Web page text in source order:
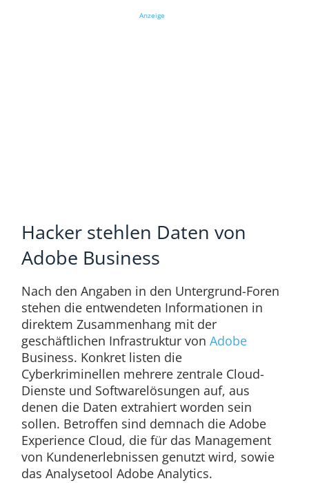
Anzeige
Hacker stehlen Daten von
Adobe Business
Nach den Angaben in den Untergrund-Foren
stehen die entwendeten Informationen in
direktem Zusammenhang mit der
geschäftlichen Infrastruktur von Adobe
Business. Konkret listen die
Cyberkriminellen mehrere zentrale Cloud-
Dienste und Softwarelösungen auf, aus
denen die Daten extrahiert worden sein
sollen. Betroffen sind demnach die Adobe
Experience Cloud, die für das Management
von Kundenerlebnissen genutzt wird, sowie
das Analysetool Adobe Analytics.